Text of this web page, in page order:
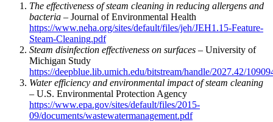
The effectiveness of steam cleaning in reducing allergens and
bacteria – Journal of Environmental Health
https://www.neha.org/sites/default/files/jeh/JEH1.15-Feature-
Steam-Cleaning.pdf
Steam disinfection effectiveness on surfaces – University of
Michigan Study
https://deepblue.lib.umich.edu/bitstream/handle/2027.42/
Water efficiency and environmental impact of steam cleaning
– U.S. Environmental Protection Agency
https://www.epa.gov/sites/default/files/2015-
09/documents/wastewatermanagement.pdf